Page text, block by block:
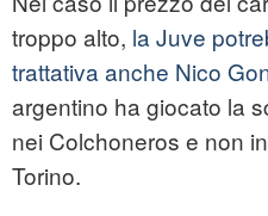
troppo alto, la Juve
trattativa anche Nico
argentino ha giocato la
nei Colchoneros e non
Torino.